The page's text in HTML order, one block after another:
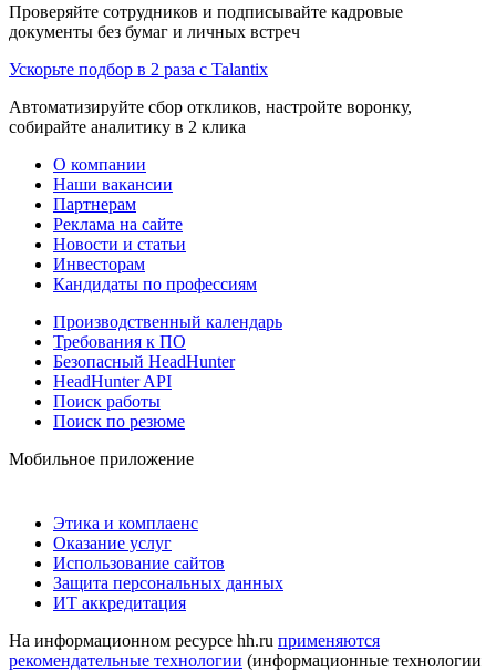
Проверяйте сотрудников и подписывайте кадровые
документы без бумаг и личных встреч
Ускорьте подбор в 2 раза с Talantix
Автоматизируйте сбор откликов, настройте воронку,
собирайте аналитику в 2 клика
О компании
Наши вакансии
Партнерам
Реклама на сайте
Новости и статьи
Инвесторам
Кандидаты по профессиям
Производственный календарь
Требования к ПО
Безопасный HeadHunter
HeadHunter API
Поиск работы
Поиск по резюме
Мобильное приложение
Этика и комплаенс
Оказание услуг
Использование сайтов
Защита персональных данных
ИТ аккредитация
На информационном ресурсе hh.ru применяются
рекомендательные технологии (информационные технологии